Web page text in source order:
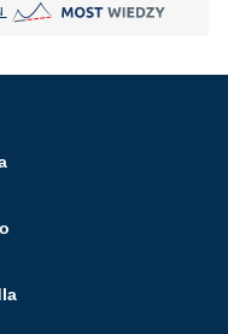
MOST Wiedzy otwiera się w